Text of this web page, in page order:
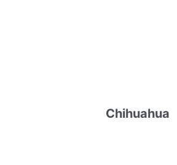
Chihuahua